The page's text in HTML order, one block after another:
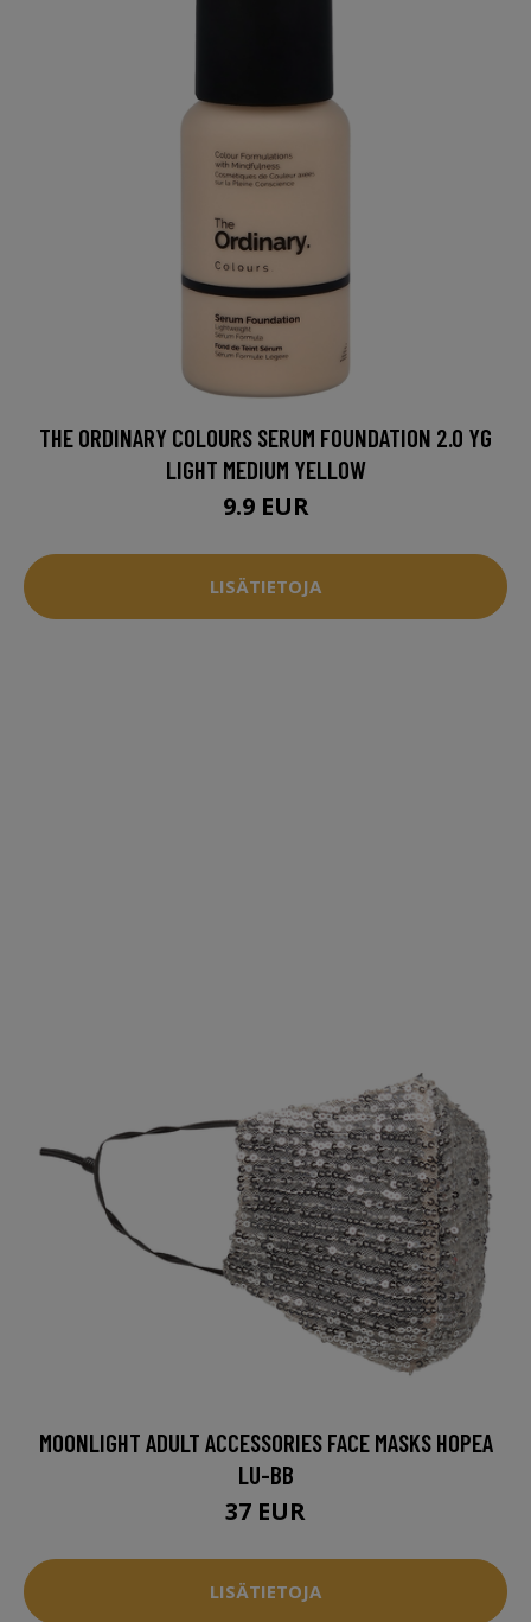
THE ORDINARY COLOURS SERUM FOUNDATION 2.0 YG
LIGHT MEDIUM YELLOW
9.9 EUR
LISÄTIETOJA
MOONLIGHT ADULT ACCESSORIES FACE MASKS HOPEA
LU-BB
37 EUR
LISÄTIETOJA